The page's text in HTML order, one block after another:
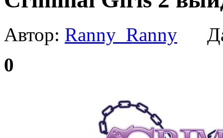
Автор: Ranny_Ranny
0